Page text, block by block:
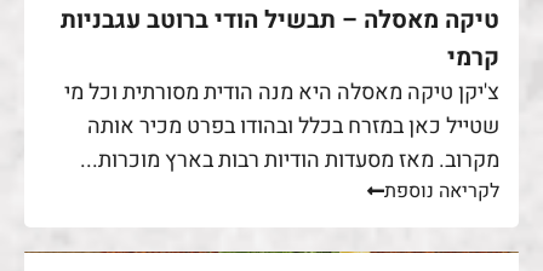
טיקה מאסלה – תבשיל הודי ברוטב עגבניות
קרמי
צ'יקן טיקה מאסלה היא מנה הודית מסורתית וכל מי
שטייל כאן במזרח בכלל ובהודו בפרט מכיר אותה
מקרוב. מאז מסעדות הודיות רבות בארץ מוכרות...
לקריאה נוספת